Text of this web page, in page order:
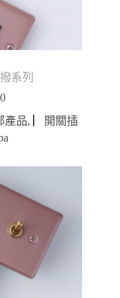
系列
價
格
範
NT$280
NT$1,800
產品,
▏開關插